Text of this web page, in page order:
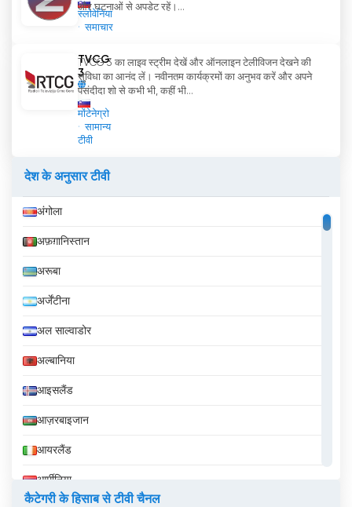
स्लोवेनिया
समाचार
और घटनाओं से अपडेट रहें।...
TVCG
3
मोंटेनेग्रो
सामान्य
टीवी
TVCG 3 का लाइव स्ट्रीम देखें और ऑनलाइन टेलीविजन देखने की
सुविधा का आनंद लें। नवीनतम कार्यक्रमों का अनुभव करें और अपने
पसंदीदा शो से कभी भी, कहीं भी...
देश के अनुसार टीवी
अंगोला
अफ़ग़ानिस्तान
अरूबा
अर्जेंटीना
अल साल्वाडोर
अल्बानिया
आइसलैंड
आज़रबाइजान
आयरलैंड
आर्मीनिया
कैटेगरी के हिसाब से टीवी चैनल